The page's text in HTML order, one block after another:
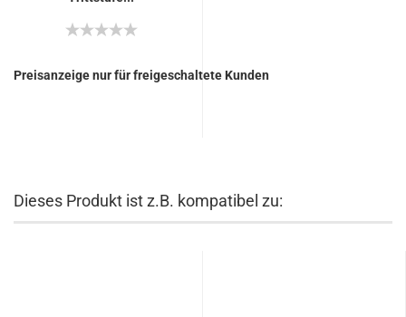
Preisanzeige nur für freigeschaltete Kunden
Dieses Produkt ist z.B. kompatibel zu: